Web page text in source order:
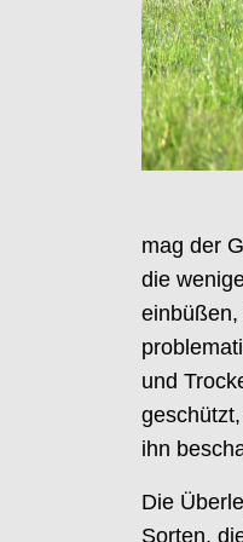
mag der
die
und
ihn
Die
Sorten,